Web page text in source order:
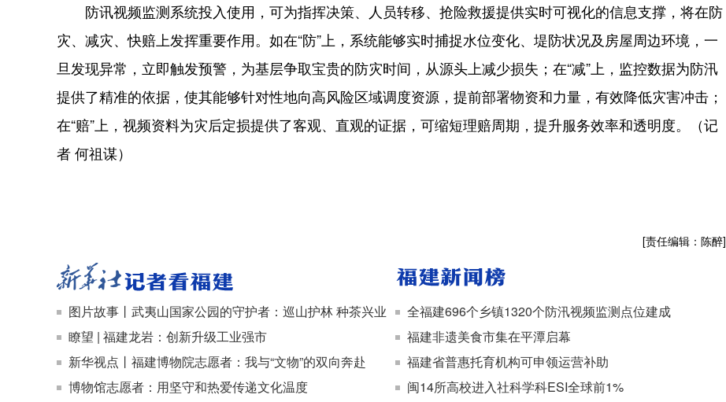
防讯视频监测系统投入使用，可为指挥决策、人员转移、抢险救援提供实时可视化的信息支撑，将在防
灾、减灾、快赔上发挥重要作用。如在“防”上，系统能够实时捕捉水位变化、堤防状况及房屋周边环境，一
旦发现异常，立即触发预警，为基层争取宝贵的防灾时间，从源头上减少损失；在“减”上，监控数据为防汛
提供了精准的依据，使其能够针对性地向高风险区域调度资源，提前部署物资和力量，有效降低灾害冲击；
在“赔”上，视频资料为灾后定损提供了客观、直观的证据，可缩短理赔周期，提升服务效率和透明度。（记
者 何祖谋）
[责任编辑：陈醉]
图片故事丨武夷山国家公园的守护者：巡山护林 种茶兴业
瞭望 | 福建龙岩：创新升级工业强市
新华视点丨福建博物院志愿者：我与“文物”的双向奔赴
博物馆志愿者：用坚守和热爱传递文化温度
全福建696个乡镇1320个防汛视频监测点位建成
福建非遗美食市集在平潭启幕
福建省普惠托育机构可申领运营补助
闽14所高校进入社科学科ESI全球前1%